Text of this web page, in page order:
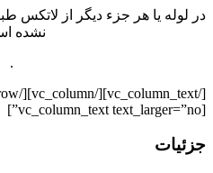
در لوله یا هر جزء دیگر از لاتکس
نشده
.
[vc_column_text text_larger=”no”]
جزئیات